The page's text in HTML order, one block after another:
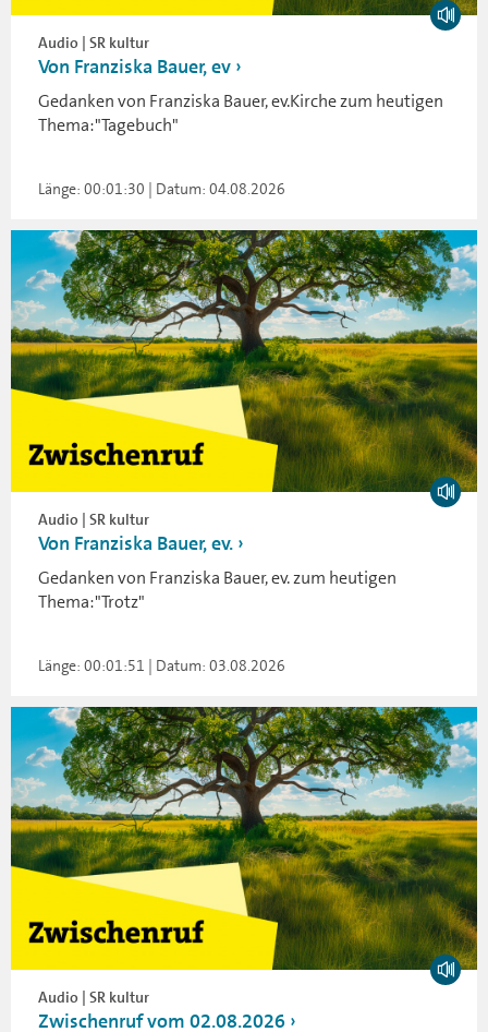
Audio | SR kultur
Von Franziska Bauer, ev
Gedanken von Franziska Bauer, ev.Kirche zum heutigen
Thema:"Tagebuch"
Länge: 00:01:30 | Datum: 04.08.2026
Audio | SR kultur
Von Franziska Bauer, ev.
Gedanken von Franziska Bauer, ev. zum heutigen
Thema:"Trotz"
Länge: 00:01:51 | Datum: 03.08.2026
Audio | SR kultur
Zwischenruf vom 02.08.2026